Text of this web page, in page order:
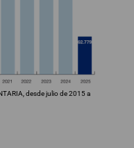
desde julio de 2015 a